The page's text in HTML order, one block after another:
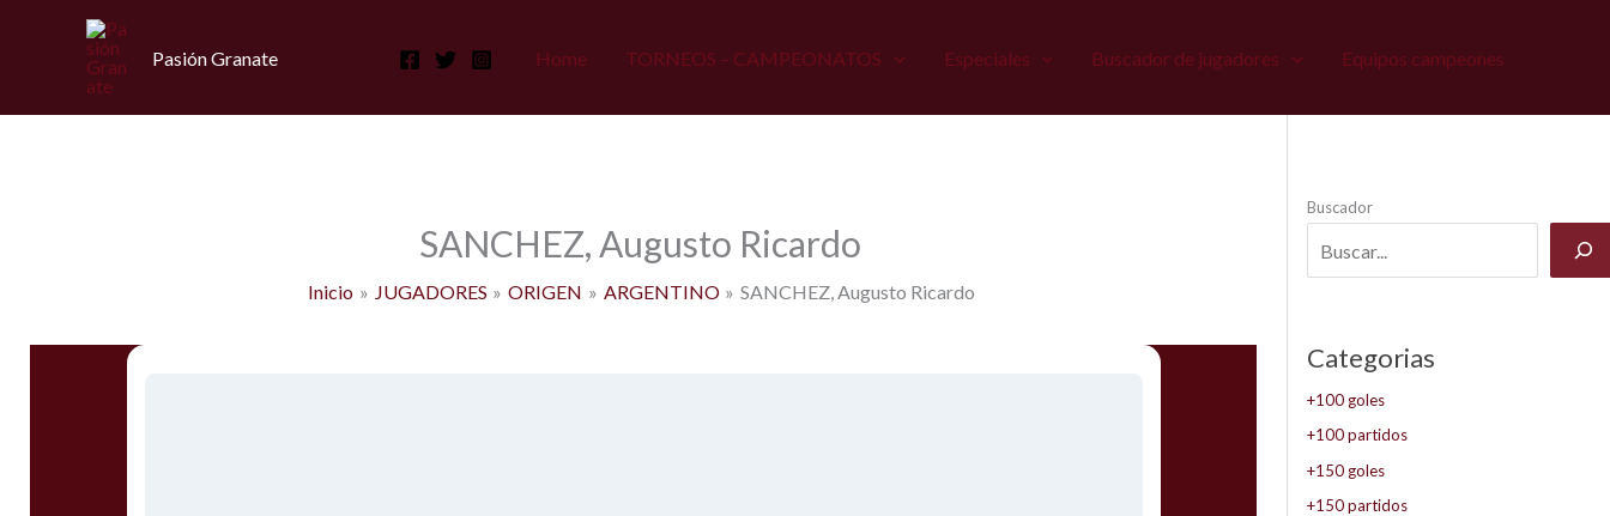
Pasión Granate Home TORNEOS – CAMPEONATOS Especiales Buscador de jugadores Equipos campeones
SANCHEZ, Augusto Ricardo
Inicio JUGADORES ORIGEN ARGENTINO SANCHEZ, Augusto Ricardo
Buscador
Categorias
+100 goles
+100 partidos
+150 goles
+150 partidos